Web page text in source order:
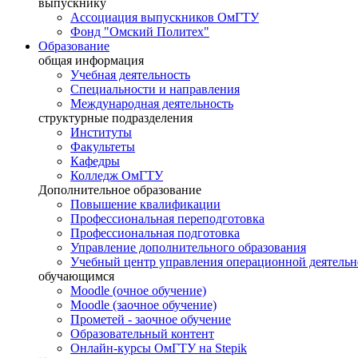
выпускнику
Ассоциация выпускников ОмГТУ
Фонд "Омский Политех"
Образование
общая информация
Учебная деятельность
Специальности и направления
Международная деятельность
структурные подразделения
Институты
Факультеты
Кафедры
Колледж ОмГТУ
Дополнительное образование
Повышение квалификации
Профессиональная переподготовка
Профессиональная подготовка
Управление дополнительного образования
Учебный центр управления операционной
обучающимся
Moodle (очное обучение)
Moodle (заочное обучение)
Прометей - заочное обучение
Образовательный контент
Онлайн-курсы ОмГТУ на Stepik